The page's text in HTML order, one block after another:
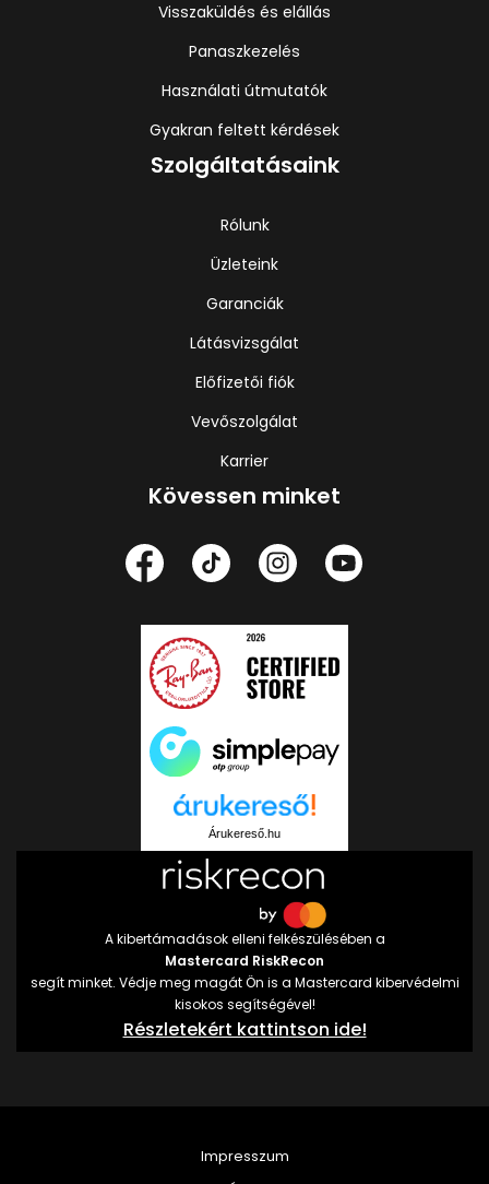
Visszaküldés és elállás
Panaszkezelés
Használati útmutatók
Gyakran feltett kérdések
Szolgáltatásaink
Rólunk
Üzleteink
Garanciák
Látásvizsgálat
Előfizetői fiók
Vevőszolgálat
Karrier
Kövessen minket
Árukereső.hu
A kibertámadások elleni felkészülésében a
Mastercard RiskRecon
segít minket. Védje meg magát Ön is a Mastercard kibervédelmi
kisokos segítségével!
Részletekért kattintson ide!
Impresszum